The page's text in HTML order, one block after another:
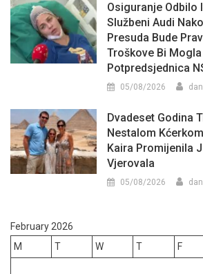
Osiguranje Odbilo
Službeni Audi
Presuda Bude
Troškove Bi
Potpredsjednica
05/08/2026 dan
Dvadeset Godina
Nestalom
Kaira Promijenila
Vjerovala
05/08/2026 dan
February 2026
M
T W T F